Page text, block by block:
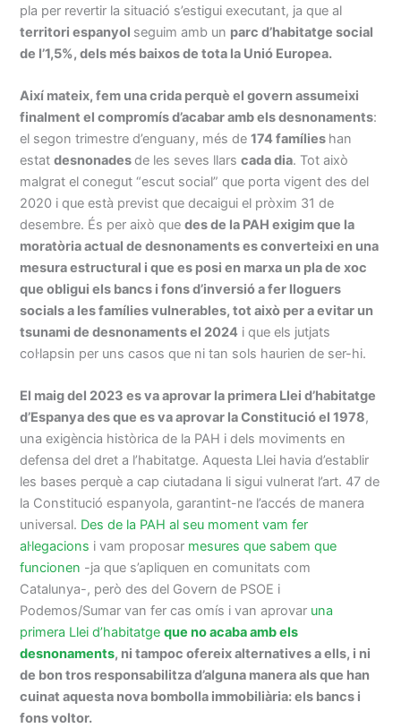
pla per revertir la situació s’estigui executant, ja que al
territori espanyol seguim amb un parc d’habitatge social
de l’1,5%, dels més baixos de tota la Unió Europea.
Així mateix, fem una crida perquè el govern assumeixi
finalment el compromís d’acabar amb els desnonaments:
el segon trimestre d’enguany, més de174 famílies han
estatdesnonadesde les seves llarscada dia. Tot això
malgrat el conegut “escut social” que porta vigent des del
2020 i que està previst que decaigui el pròxim 31 de
desembre. És per això quedes de la PAH exigim que la
moratòria actual de desnonaments es converteixi en una
mesura estructural i que es posi en marxa un pla de xoc
que obligui els bancs i fons d’inversió a fer lloguers
socials a les famílies vulnerables, tot això per a evitar un
tsunami de desnonaments el 2024 i que els jutjats
col·lapsin per uns casos que ni tan sols haurien de ser-hi.
El maig del 2023 es va aprovar la primera Llei d’habitatge
d’Espanya des que es va aprovar la Constitució el 1978,
una exigència històrica de la PAH i dels moviments en
defensa del dret a l’habitatge. Aquesta Llei havia d’establir
les bases perquè a cap ciutadana li sigui vulnerat l’art. 47 de
la Constitució espanyola, garantint-ne l’accés de manera
universal. Des de la PAH al seu moment vam fer
al·legacions i vam proposar mesures que sabem que
funcionen -ja que s’apliquen en comunitats com
Catalunya-, però des del Govern de PSOE i
Podemos/Sumar van fer cas omís i van aprovar una
primera Llei d’habitatgeque no acaba amb els
desnonaments, ni tampoc ofereix alternatives a ells, i ni
de bon tros responsabilitza d’alguna manera als que han
cuinat aquesta nova bombolla immobiliària: els bancs i
fons voltor.